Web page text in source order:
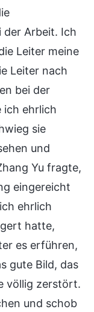
der Arbeit. Ich
Leiter meine
Leiter nach
bei der
ich ehrlich
sie
und
Yu fragte,
eingereicht
ehrlich
hatte,
es erführen,
gute Bild, das
völlig zerstört.
und schob